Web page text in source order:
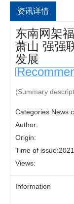
资讯详情
东南网架
萧山 强强
发展
(Summary
Categories:News
Author:
Origin:
Time of issue:
Views:
Information